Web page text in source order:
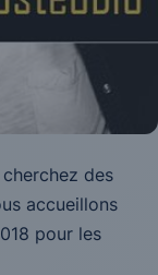
des
accueillons
pour les